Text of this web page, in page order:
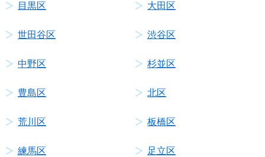
目黒区 大田区
世田谷区 渋谷区
中野区 杉並区
豊島区 北区
荒川区 板橋区
練馬区 足立区